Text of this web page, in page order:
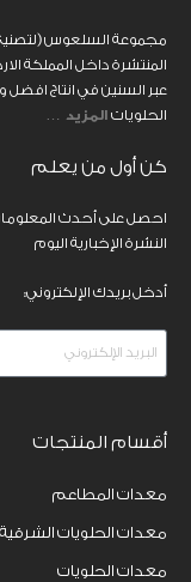
مجموعة السلعوس
المنتشرة داخل المملكة
عبر السنين في انتاج
الحلويات المزيد
كن أول من يعلم
احصل على أحدث
النشرة الإخبارية اليوم
أدخل بريدك الإلكتروني:
أقسام المنتجات
معدات المطاعم
معدات الحلويات الشرقية
معدات الحلويات